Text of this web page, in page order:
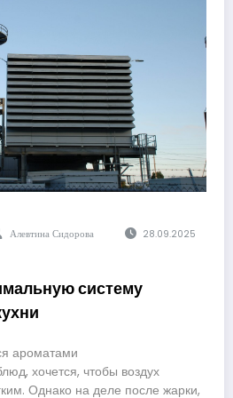
Алевтина Сидорова 28.09.2025
систему
ароматами
хочется, чтобы воздух
Однако на деле после жарки,